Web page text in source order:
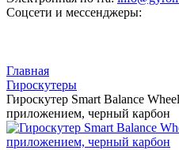
Соцсети и мессенджеры:
Главная
Гироскутеры
Гироскутер Smart Balance
приложением, черный карбон